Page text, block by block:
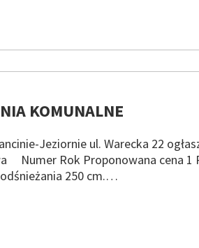
KOMUNALNE
Jeziornie ul. Warecka 22
Numer Rok Proponowana cena 1
odśnieżania 250 cm.…